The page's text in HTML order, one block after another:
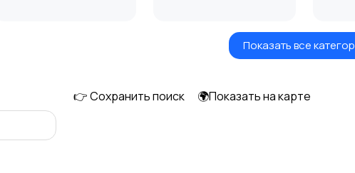
Продукты питания и
Показать все
👉 Сохранить поиск 🌍Показать на карте